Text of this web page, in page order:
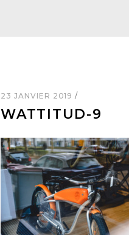
23 JANVIER 2019
WATTITUD-9